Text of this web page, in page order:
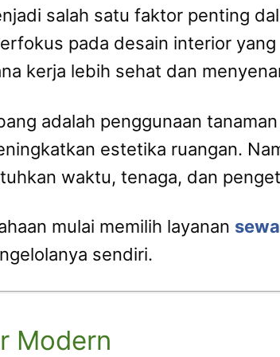
salah satu faktor penting
pada desain interior
kerja lebih sehat dan
adalah penggunaan
estetika ruangan.
waktu, tenaga, dan
mulai memilih layanan
sendiri.
Modern